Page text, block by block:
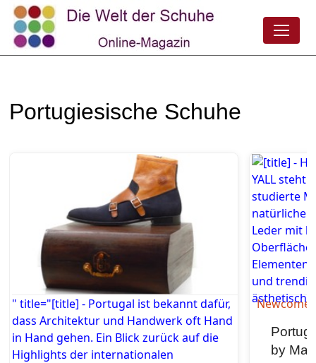
Portugiesische Schuhe
" title="[title] - Portugal ist bekannt dafür,
dass Architektur und Handwerk oft Hand
in Hand gehen. Ein Blick zurück auf die
Highlights der internationalen
Newcomer
by